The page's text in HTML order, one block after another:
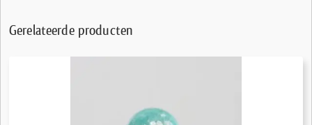
Gerelateerde producten